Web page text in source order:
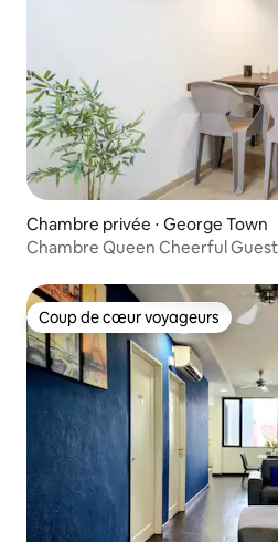
Chambre privée ⋅ George Town
Chambre Queen Cheerful
Coup de cœur voyageurs
Coup de cœur voyageurs